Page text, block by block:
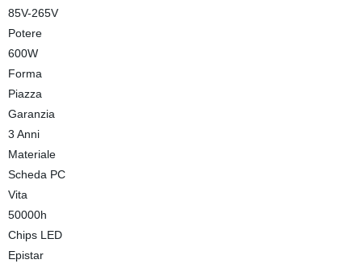
85V-265V
Potere
600W
Forma
Piazza
Garanzia
3 Anni
Materiale
Scheda PC
Vita
50000h
Chips LED
Epistar